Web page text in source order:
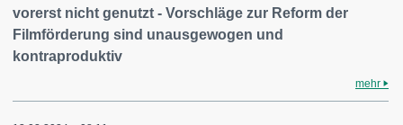
vorerst nicht genutzt - Vorschläge zur Reform der
Filmförderung sind unausgewogen und
kontraproduktiv
mehr